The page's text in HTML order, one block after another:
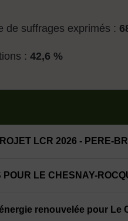
de suffrages exprimés :
: 42,6 %
LCR 2026 - PERE-
POUR LE CHESNAY-
renouvelée pour Le